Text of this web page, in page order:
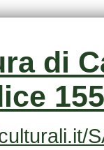
155